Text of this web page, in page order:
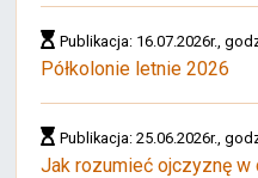
Publikacja: 16.07.2026r.,
Półkolonie letnie 2026
Publikacja: 25.06.2026r.,
Jak rozumieć ojczyznę